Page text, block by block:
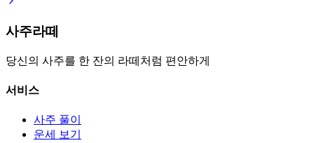
사주라떼
당신의 사주를 한 잔의 라떼처럼 편안하게
서비스
사주 풀이
운세 보기